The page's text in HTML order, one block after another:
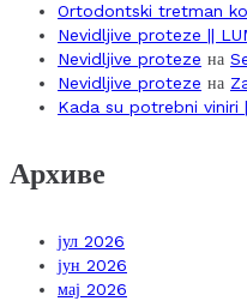
Ortodontski tretman
Nevidljive proteze ||
Nevidljive proteze на
Nevidljive proteze на
Kada su potrebni viniri
Архиве
јул 2026
јун 2026
мај 2026